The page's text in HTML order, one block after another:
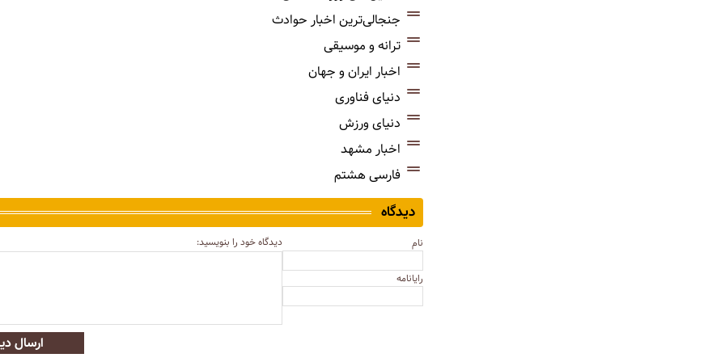
جنجالی‌ترین اخبار حوادث
ترانه و موسیقی
اخبار ایران و جهان
دنیای فناوری
دنیای ورزش
اخبار مشهد
فارسی هشتم
دیدگاه
نام
رایانامه
دیدگاه خود را بنویسید:
ارسال